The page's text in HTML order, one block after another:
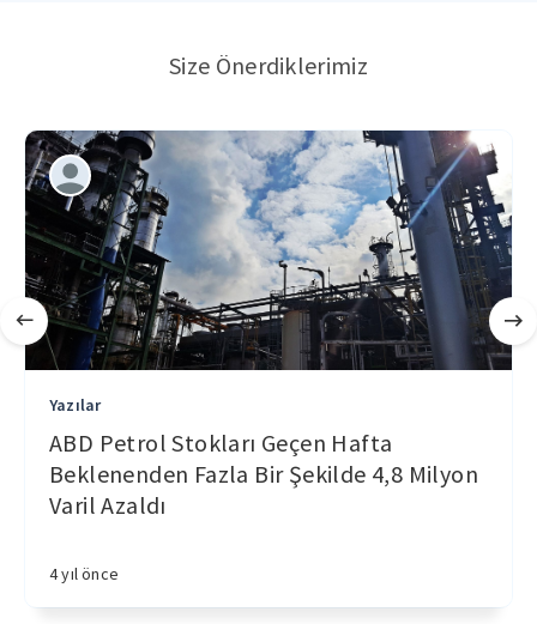
Size Önerdiklerimiz
Yazılar
ABD Petrol Stokları Geçen Hafta
Beklenenden Fazla Bir Şekilde 4,8 Milyon
Varil Azaldı
4 yıl önce